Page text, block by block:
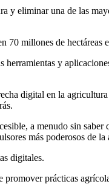
y eliminar una de las
millones de hectáreas
y
digital en la
a menudo sin saber
más poderosos de la
digitales.
prácticas